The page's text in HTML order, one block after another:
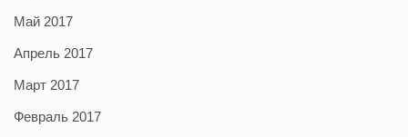
Май 2017
Апрель 2017
Март 2017
Февраль 2017